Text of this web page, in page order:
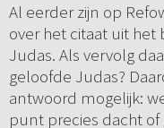
Al eerder zijn op
over het citaat uit het
Judas. Als vervolg
geloofde Judas?
antwoord mogelijk:
punt precies dacht